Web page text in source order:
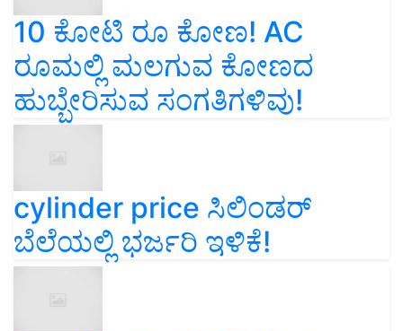
10 ಕೋಟಿ ರೂ ಕೋಣ! AC
ರೂಮಲ್ಲಿ ಮಲಗುವ ಕೋಣದ
ಹುಬ್ಬೇರಿಸುವ ಸಂಗತಿಗಳಿವು!
cylinder price ಸಿಲಿಂಡರ್‌
ಬೆಲೆಯಲ್ಲಿ ಭರ್ಜರಿ ಇಳಿಕೆ!